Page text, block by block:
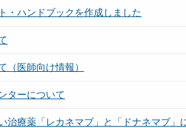
・ハンドブックを作成しました
（医師向け情報）
ターについて
治療薬「レカネマブ」と「ドナネマブ」